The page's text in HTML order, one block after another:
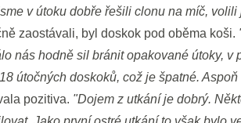
v útoku dobře řešili clonu na míč,
zaostávali, byl doskok pod oběma koši.
nás hodně sil bránit opakované útoky,
útočných doskoků, což je špatné.
pozitiva. "Dojem z utkání je dobrý.